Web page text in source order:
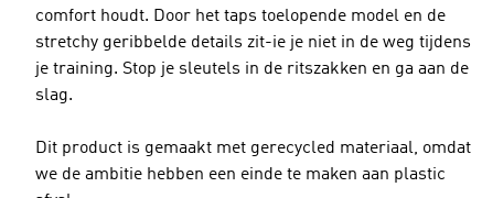
comfort houdt. Door het taps toelopende model en de
stretchy geribbelde details zit-ie je niet in de weg tijdens
je training. Stop je sleutels in de ritszakken en ga aan de
slag.
Dit product is gemaakt met gerecycled materiaal, omdat
we de ambitie hebben een einde te maken aan plastic